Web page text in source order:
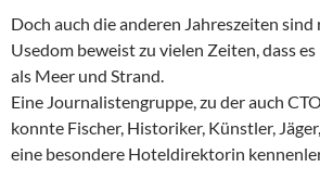
Doch auch die anderen Jahreszeiten sind
Usedom beweist zu vielen Zeiten, dass
als Meer und Strand.
Eine Journalistengruppe, zu der auch
konnte Fischer, Historiker, Künstler,
eine besondere Hoteldirektorin